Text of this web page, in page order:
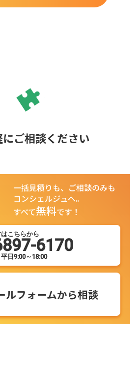
にご相談ください
一括見積りも、ご相談のみも
コンシェルジュへ。
すべて無料です！
こちらから
6170
日9:00～18:00
ルフォームから相談